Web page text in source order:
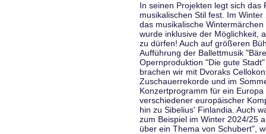
In seinen Projekten legt sich das
musikalischen Stil fest. Im
das musikalische
wurde inklusive der Möglichkeit,
zu dürfen! Auch auf größeren
Aufführung der Ballettmusik
Opernproduktion "Die gute
brachen wir mit Dvoraks
Zuschauerrekorde und im
Konzertprogramm für ein
verschiedener europäischer
hin zu Sibelius' Finlandia. Auch
zum Beispiel im Winter 2024/25
über ein Thema von Schubert",